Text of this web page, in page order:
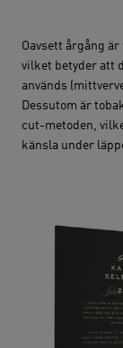
Oavsett årgång
vilket betyder att
används
Dessutom är
cut-metoden,
känsla under